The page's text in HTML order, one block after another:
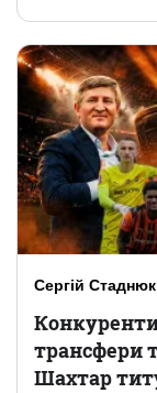
Сергій Стаднюк
Конкуренти
трансфери
Шахтар